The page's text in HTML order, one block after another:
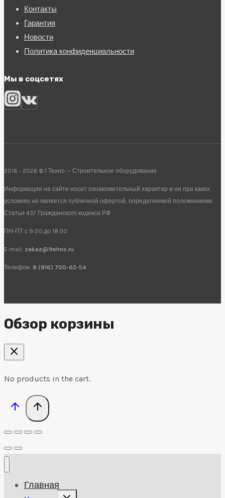
Контакты
Гарантия
Новости
Политика конфиденциальности
Мы в соцсетях
2016 - 2026 © 1 Техно — Строительное оборудование
Информация на сайте носит ознакомительный характер и ни при каких
условиях не является публичной офертой, определяемой положениями
Статьи 437 Гражданского кодекса РФ
ПН-ПТ с 9.00 до 18.00
E-mail: zakaz@1tehno.ru
Телефон: 8 (916) 700-63-54
Обзор корзины
No products in the cart.
Главная
Развернуть